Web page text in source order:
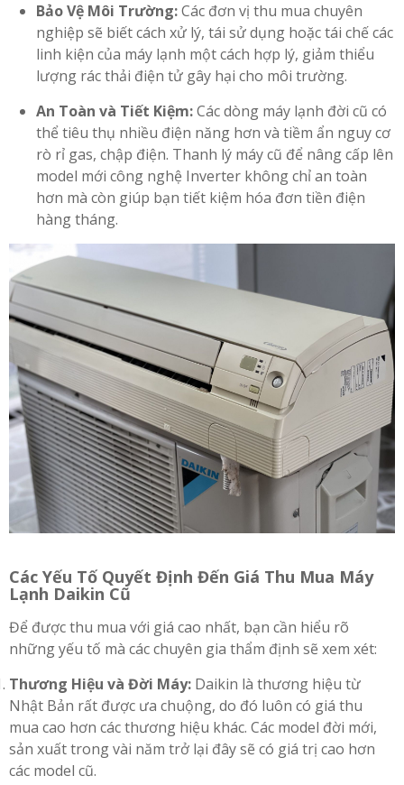
Bảo Vệ Môi Trường:Các đơn vị thu mua chuyên
nghiệp sẽ biết cách xử lý, tái sử dụng hoặc tái chế các
linh kiện của máy lạnh một cách hợp lý, giảm thiểu
lượng rác thải điện tử gây hại cho môi trường.
An Toàn và Tiết Kiệm:Các dòng máy lạnh đời cũ có
thể tiêu thụ nhiều điện năng hơn và tiềm ẩn nguy cơ
rò rỉ gas, chập điện. Thanh lý máy cũ để nâng cấp lên
model mới công nghệ Inverter không chỉ an toàn
hơn mà còn giúp bạn tiết kiệm hóa đơn tiền điện
hàng tháng.
Các Yếu Tố Quyết Định Đến Giá Thu Mua Máy
Lạnh Daikin Cũ
Để được thu mua với giá cao nhất, bạn cần hiểu rõ
những yếu tố mà các chuyên gia thẩm định sẽ xem xét:
Thương Hiệu và Đời Máy: Daikin là thương hiệu từ
Nhật Bản rất được ưa chuộng, do đó luôn có giá thu
mua cao hơn các thương hiệu khác. Các model đời mới,
sản xuất trong vài năm trở lại đây sẽ có giá trị cao hơn
các model cũ.